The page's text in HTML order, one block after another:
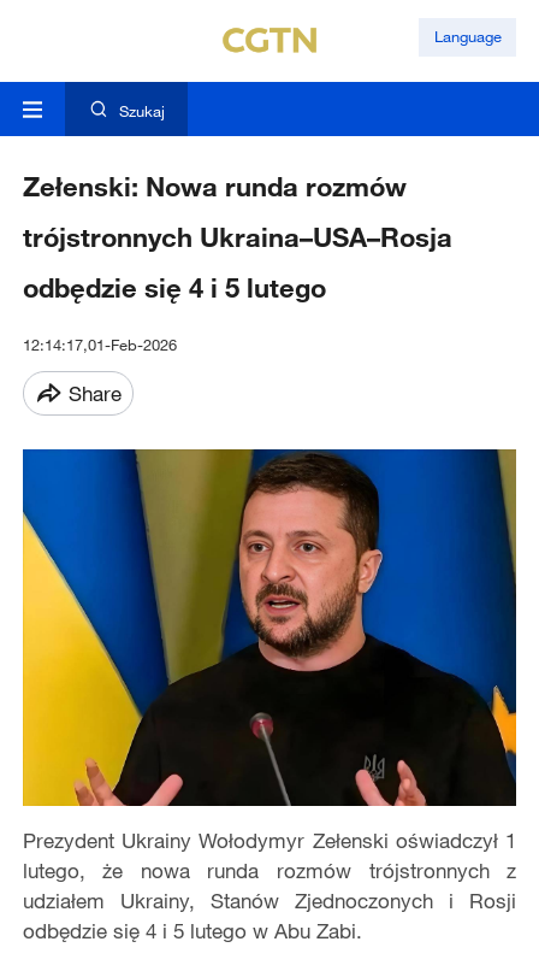
Language
Szukaj
Zełenski: Nowa runda rozmów
trójstronnych Ukraina–USA–Rosja
odbędzie się 4 i 5 lutego
12:14:17,01-Feb-2026
Share
Prezydent Ukrainy Wołodymyr Zełenski oświadczył 1
lutego, że nowa runda rozmów trójstronnych z
udziałem Ukrainy, Stanów Zjednoczonych i Rosji
odbędzie się 4 i 5 lutego w Abu Zabi.